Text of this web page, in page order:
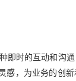
即时的互动和沟
感，为业务的创